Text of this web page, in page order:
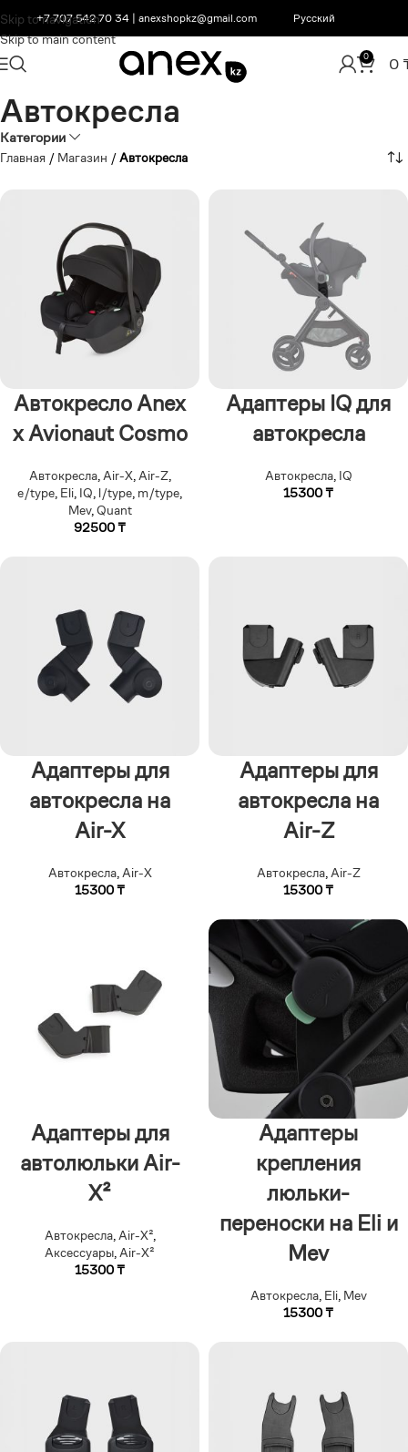
Skip to navigation
Skip to main content
+7 707 542 70 34 | anexshopkz@gmail.com Русский
0 0
Автокресла
Категории
Главная / Магазин /Автокресла
Автокресло Anex
x Avionaut Cosmo
Автокресла,Air-X,Air-Z,
e/type, Eli, IQ, l/type, m/type,
Mev,Quant
92500₸
Адаптеры IQ для
автокресла
Автокресла, IQ
15300₸
Адаптеры для
автокресла на
Air-X
Автокресла,Air-X
15300₸
Адаптеры для
автокресла на
Air-Z
Автокресла,Air-Z
15300₸
Адаптеры для
автолюльки Air-
X²
Автокресла,Air-X²,
Аксессуары,Air-X²
15300₸
Адаптеры
крепления
люльки-
переноски на Eli и
Mev
Автокресла, Eli, Mev
15300₸